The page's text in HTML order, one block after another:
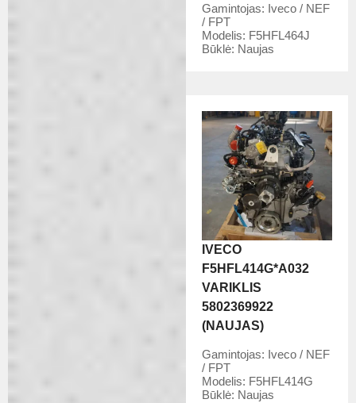
Gamintojas: Iveco / NEF
/ FPT
Modelis: F5HFL464J
Būklė: Naujas
IVECO
F5HFL414G*A032
VARIKLIS
5802369922
(NAUJAS)
Gamintojas: Iveco / NEF
/ FPT
Modelis: F5HFL414G
Būklė: Naujas